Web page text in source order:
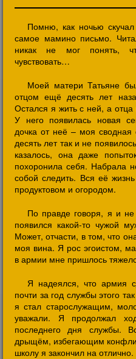
Помню, как ночью
самое мамино письмо.
никак не мог понять,
чувствовать…
Моей матери Татьяне
отцом ещё десять лет
Остался я жить с ней, а
У него появилась новая
дочка от неё – моя
десять лет так и не
казалось, она даже
похоронила себя. Набрала
собой следить. Вся её
продуктовом и огородом.
По правде говоря, я и
появился какой-то чужой
Может, отчасти, в том, что
моя вина. Я рос эгоистом,
в армии мне пришлось
Я надеялся, что армия
почти за год службы этого
я стал старослужащим,
уважали. Я продолжал
последнего дня службы.
дрыщём, избегающим
школу я закончил на отлично.